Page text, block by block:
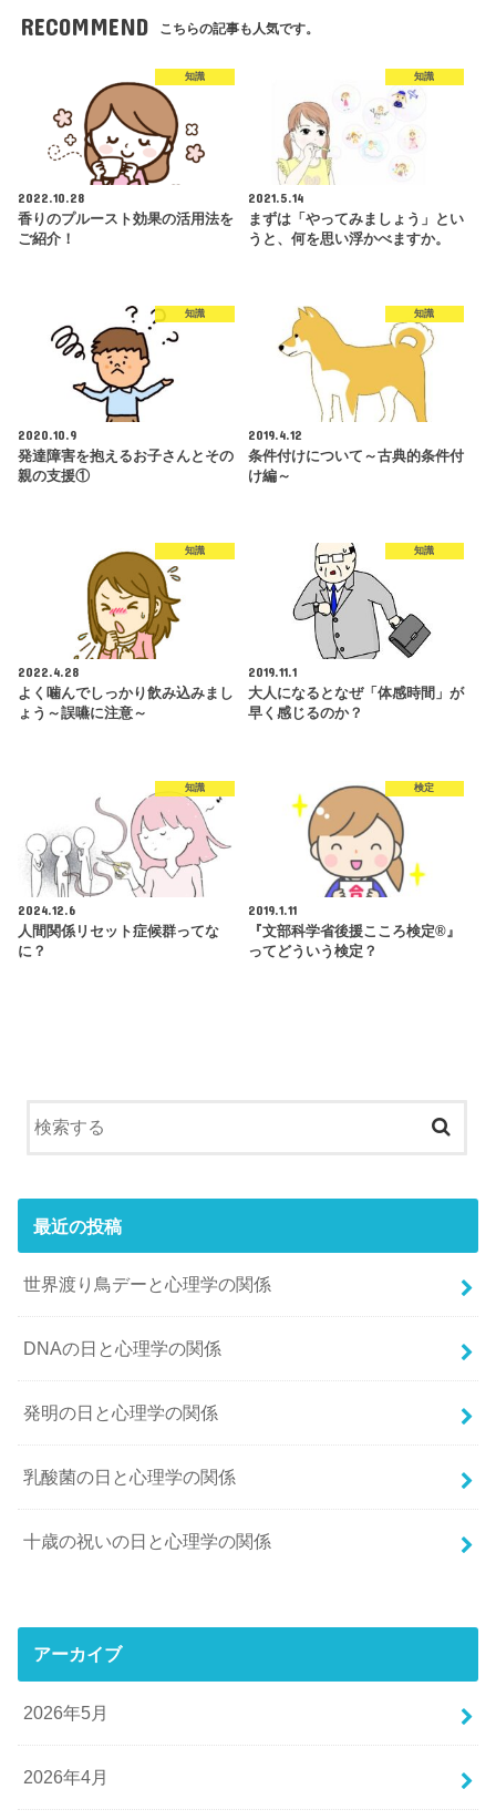
RECOMMEND こちらの記事も人気です。
知識
2022.10.28
香りのプルースト効果の活用法を
ご紹介！
知識
2021.5.14
まずは「やってみましょう」とい
うと、何を思い浮かべますか。
知識
2020.10.9
発達障害を抱えるお子さんとその
親の支援①
知識
2019.4.12
条件付けについて～古典的条件付
け編～
知識
2022.4.28
よく噛んでしっかり飲み込みまし
ょう～誤嚥に注意～
知識
2019.11.1
大人になるとなぜ「体感時間」が
早く感じるのか？
知識
2024.12.6
人間関係リセット症候群ってな
に？
検定
2019.1.11
『文部科学省後援こころ検定®』
ってどういう検定？
最近の投稿
世界渡り鳥デーと心理学の関係
DNAの日と心理学の関係
発明の日と心理学の関係
乳酸菌の日と心理学の関係
十歳の祝いの日と心理学の関係
アーカイブ
2026年5月
2026年4月